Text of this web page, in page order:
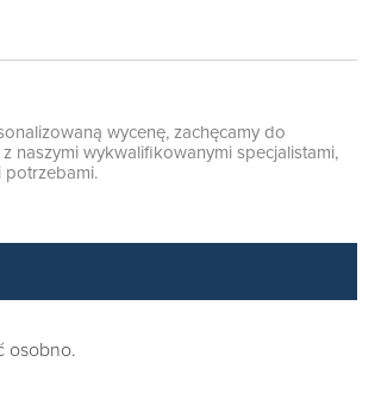
wycenę, zachęcamy do
naszymi wykwalifikowanymi specjalistami,
potrzebami.
osobno.